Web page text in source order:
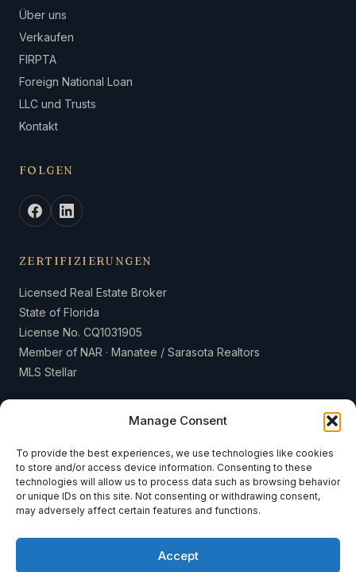
Manage Consent
To provide the best experiences, we use technologies like cookies
to store and/or access device information. Consenting to these
technologies will allow us to process data such as browsing behavior
or unique IDs on this site. Not consenting or withdrawing consent,
may adversely affect certain features and functions.
Accept
Über uns
Verkaufen
FIRPTA
Foreign National Loan
LLC und Trusts
Kontakt
FOLGEN
ZERTIFIZIERUNGEN
Licensed Real Estate Broker
State of Florida
License No. CQ1031905
Member of NAR · Manatee / Sarasota Realtors
MLS Stellar
© 2026 Weiss & Weiss International LLC · Sea to Sky Realty · Alle
Rechte vorbehalten.
Datenschutzerklärung